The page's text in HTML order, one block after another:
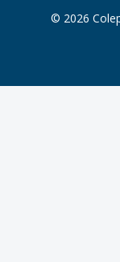
© 2026